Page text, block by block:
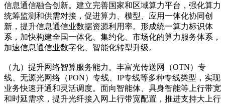
信息通信融合创新。建立完善国家和区域算力平台，强化算力
统筹监测和供需对接，促进算力、模型、应用一体化协同创
新，提升信息通信业数据资源利用率。形成统一算力标识体
系，加快构建全国一体化、集约化、市场化的算力服务体系，
加速信息通信业数字化、智能化转型升级。
（九）提升网络智算服务能力。丰富光传送网（OTN）专
线、无源光网络（PON）专线、IP专线等多种专线类型，实现
业务快速开通和灵活调度。面向智能体、具身智能等上行带宽
和时延需求，提升光纤接入网上行带宽配置，推进支持大上行